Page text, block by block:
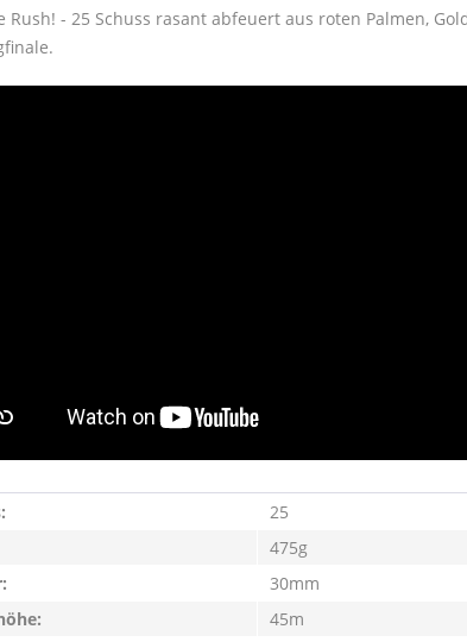
Rush! - 25 Schuss rasant abfeuert aus roten Palmen,
25
475g
30mm
45m